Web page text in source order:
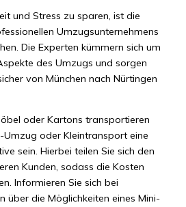
und Stress zu sparen, ist die
Umzugsunternehmens
Die Experten kümmern sich um
des Umzugs und sorgen
von München nach Nürtingen
oder Kartons transportieren
Umzug oder Kleintransport eine
sein. Hierbei teilen Sie sich den
Kunden, sodass die Kosten
Informieren Sie sich bei
über die Möglichkeiten eines Mini-